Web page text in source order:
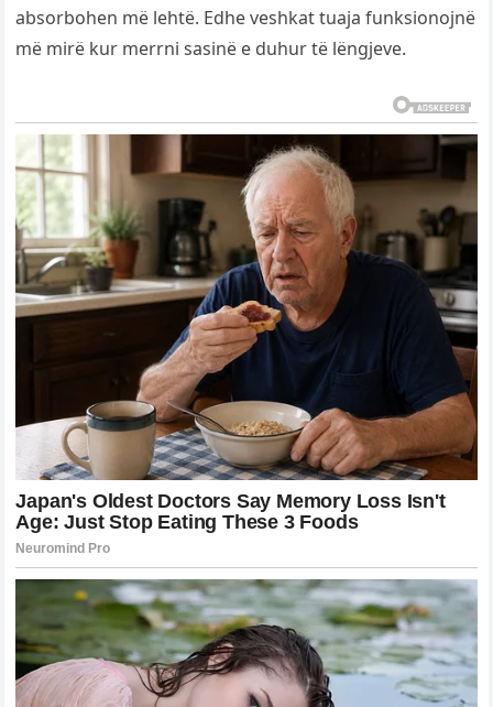
absorbohen më lehtë. Edhe veshkat tuaja funksionojnë
më mirë kur merrni sasinë e duhur të lëngjeve.